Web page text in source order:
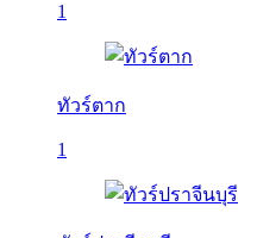
1
ทัวร์ตาก
1